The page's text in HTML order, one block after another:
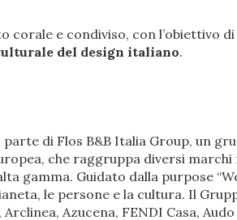
corale e condiviso, con l’obiettivo di
del design italiano.
parte di Flos B&B Italia Group, un
che raggruppa diversi marchi
gamma. Guidato dalla purpose
le persone e la cultura. Il
Azucena, FENDI Casa,